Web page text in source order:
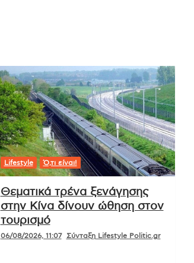
Lifestyle Ό,τι είναι!
Θεματικά τρένα ξενάγησης
στην Κίνα δίνουν ώθηση στον
τουρισμό
06/08/2026, 11:07 Σύνταξη Lifestyle Politic.gr